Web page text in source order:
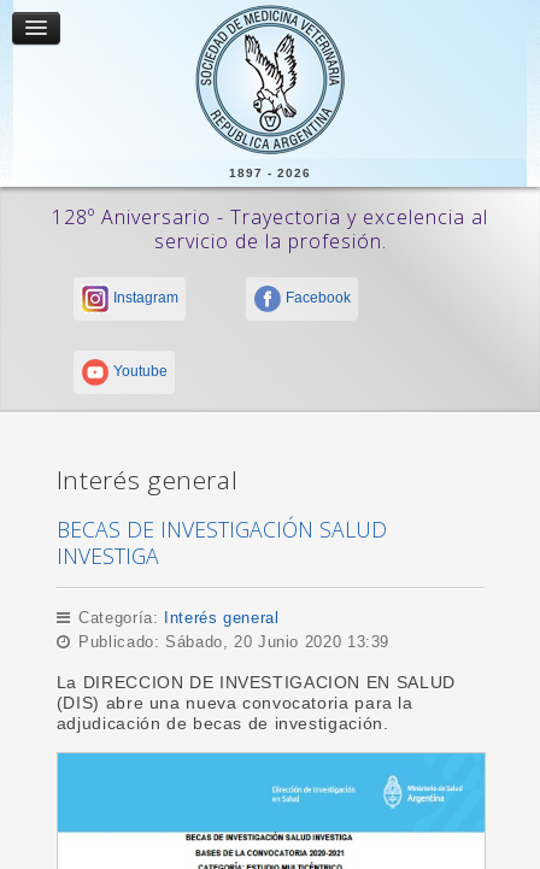
1897 - 2026
128º Aniversario - Trayectoria y excelencia al
servicio de la profesión.
Instagram Facebook
Youtube
Interés general
BECAS DE INVESTIGACIÓN SALUD
INVESTIGA
Categoría:
Interés general
Publicado: Sábado, 20 Junio 2020 13:39
La DIRECCION DE INVESTIGACION EN SALUD
(DIS) abre una nueva convocatoria para la
adjudicación de becas de investigación.